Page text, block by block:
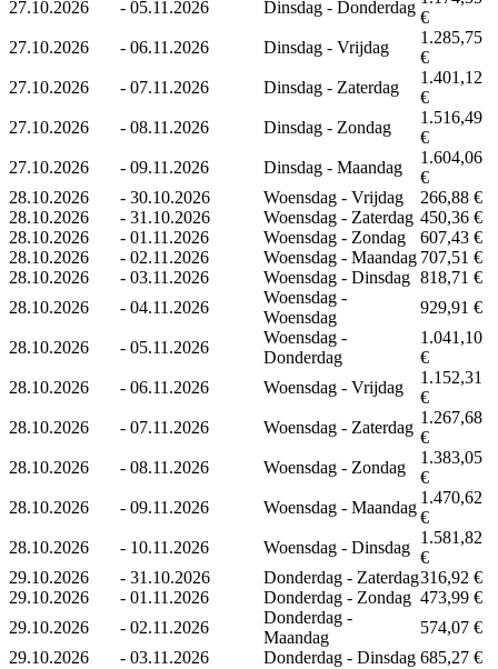
27.10.2026
- 05.11.2026 Dinsdag - Donderdag
€
27.10.2026
- 06.11.2026 Dinsdag - Vrijdag
1.285,75
€
27.10.2026
- 07.11.2026 Dinsdag - Zaterdag
1.401,12
€
27.10.2026
- 08.11.2026 Dinsdag - Zondag
1.516,49
€
27.10.2026
- 09.11.2026 Dinsdag - Maandag
1.604,06
€
28.10.2026
- 30.10.2026 Woensdag - Vrijdag
266,88 €
28.10.2026
- 31.10.2026 Woensdag - Zaterdag 450,36 €
28.10.2026
- 01.11.2026 Woensdag - Zondag
607,43 €
28.10.2026
- 02.11.2026 Woensdag - Maandag 707,51 €
28.10.2026
- 03.11.2026 Woensdag - Dinsdag 818,71 €
28.10.2026
- 04.11.2026
Woensdag -
Woensdag
929,91 €
28.10.2026 - 05.11.2026
Woensdag -
Donderdag
1.041,10
€
28.10.2026
- 06.11.2026 Woensdag - Vrijdag
1.152,31
€
28.10.2026
- 07.11.2026 Woensdag - Zaterdag
1.267,68
€
28.10.2026
- 08.11.2026 Woensdag - Zondag
1.383,05
€
28.10.2026
- 09.11.2026 Woensdag - Maandag
1.470,62
€
28.10.2026
- 10.11.2026 Woensdag - Dinsdag
1.581,82
€
29.10.2026
- 31.10.2026 Donderdag - Zaterdag316,92 €
29.10.2026
- 01.11.2026 Donderdag - Zondag 473,99 €
29.10.2026
- 02.11.2026
Donderdag -
Maandag
574,07 €
29.10.2026
- 03.11.2026 Donderdag - Dinsdag 685,27 €